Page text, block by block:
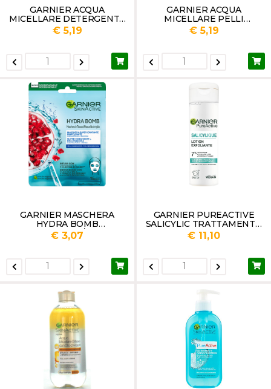
GARNIER ACQUA
MICELLARE DETERGENTE
PER PELLI SECCHE ML 400
€ 5,19
GARNIER ACQUA
MICELLARE PELLI
NORMALI E MISTE ML 400
€ 5,19
GARNIER MASCHERA
HYDRA BOMB
MELOGRANO/ACIDO
IALURONICO
€ 3,07
GARNIER PUREACTIVE
SALICYLIC TRATTAMENTO
ESFOGLIANTE ML.120
€ 11,10